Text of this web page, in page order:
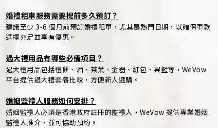
婚禮租車服務需要提前多久預訂？
建議至少 3-6 個月前預訂婚禮租車，尤其是熱門日期，以確保車款
選擇充足並享有優惠。
過大禮用品有哪些必備項目？
過大禮用品包括禮餅、酒、茶葉、金器、紅包、果籃等，WeVow
平台提供過大禮套餐比較，方便新人選購。
婚姻監禮人服務如何安排？
婚姻監禮人必須是香港政府註冊的監禮人，WeVow 提供專業婚姻
監禮人推介，並可協助預約。